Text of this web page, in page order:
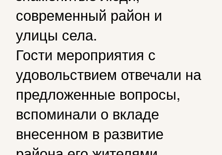
современный район и
улицы села.
Гости мероприятия с
удовольствием отвечали на
предложенные вопросы,
вспоминали о вкладе
внесенном в развитие